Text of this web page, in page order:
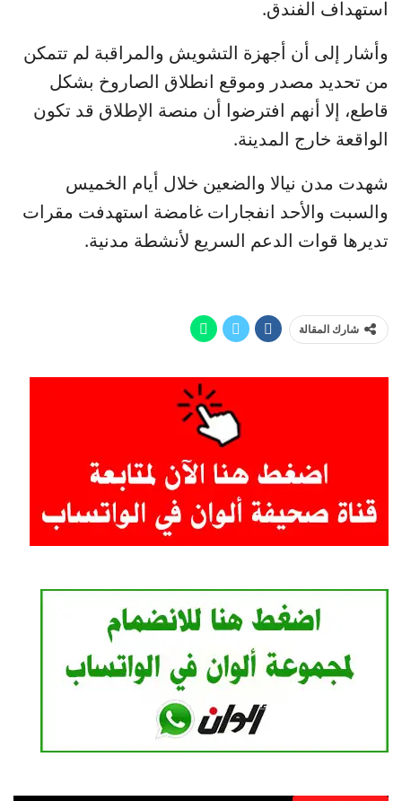
استهداف الفندق.
وأشار إلى أن أجهزة التشويش والمراقبة لم تتمكن
من تحديد مصدر وموقع انطلاق الصاروخ بشكل
قاطع، إلا أنهم افترضوا أن منصة الإطلاق قد تكون
الواقعة خارج المدينة.
شهدت مدن نيالا والضعين خلال أيام الخميس
والسبت والأحد انفجارات غامضة استهدفت مقرات
تديرها قوات الدعم السريع لأنشطة مدنية.
شارك المقالة